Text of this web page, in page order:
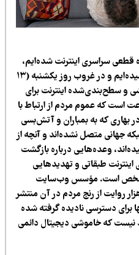
اینترنت شده‌ایم،
به هفته دهم خاموشی دیجیتال رسیده‌ایم و در غروب روز یکشنبه (۱۳
اینترنت برای
شده، ۱۵۴۲ ساعت است که عموم مردم از ارتباط با
که به بمباران و آتش‌بسی
متصل نشده‌اند و آنچه از
وعده‌هایی درباره بازگشت
طبقاتی و تهدیدهایی
است. مؤسس وب‌سایت
از رنج مردم در آن منتشر
دسترسی نادیده گرفته شده
که خاموشی دیجیتال دائمی